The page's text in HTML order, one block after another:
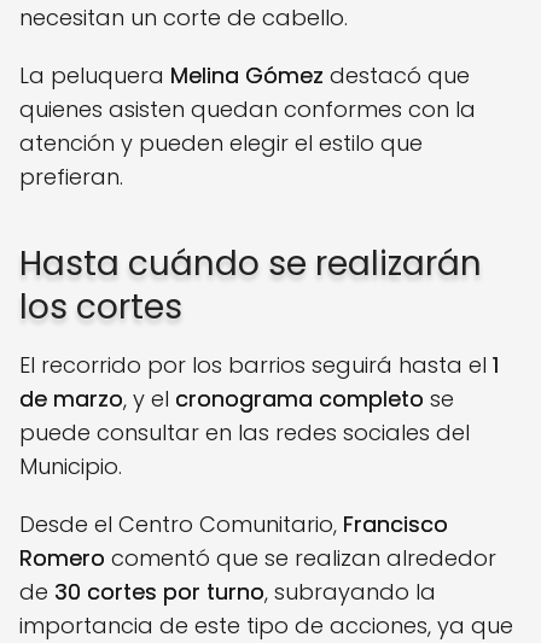
necesitan un corte de cabello.
La peluquera Melina Gómez destacó que
quienes asisten quedan conformes con la
atención y pueden elegir el estilo que
prefieran.
Hasta cuándo se realizarán
los cortes
El recorrido por los barrios seguirá hasta el 1
de marzo, y el cronograma completo se
puede consultar en las redes sociales del
Municipio.
Desde el Centro Comunitario, Francisco
Romero comentó que se realizan alrededor
de 30 cortes por turno, subrayando la
importancia de este tipo de acciones, ya que